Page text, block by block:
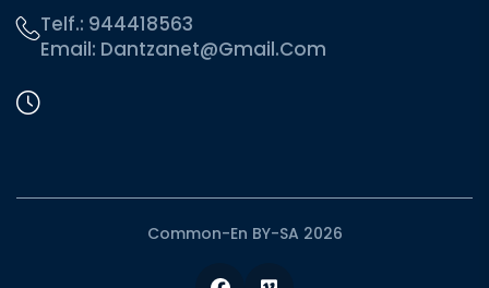
Telf.: 944418563
Email: Dantzanet@gmail.com
Common-En BY-SA 2026